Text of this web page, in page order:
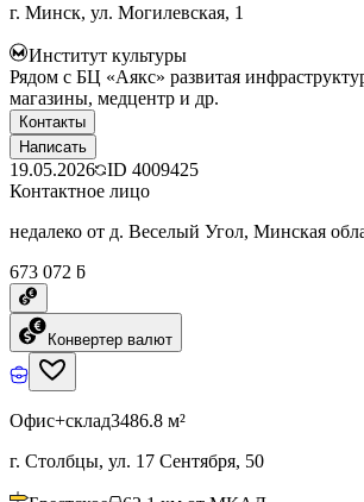
г. Минск, ул. Могилевская, 1
Институт культуры
Рядом с БЦ «Аякс» развитая
магазины, медцентр и др.
Контакты
Написать
19.05.2026 ID 4009425
Контактное лицо
недалеко от д. Веселый Угол, Минская
673 072 ƃ
Конвертер валют
Офис+склад3486.8 м²
г. Столбцы, ул. 17 Сентября, 50